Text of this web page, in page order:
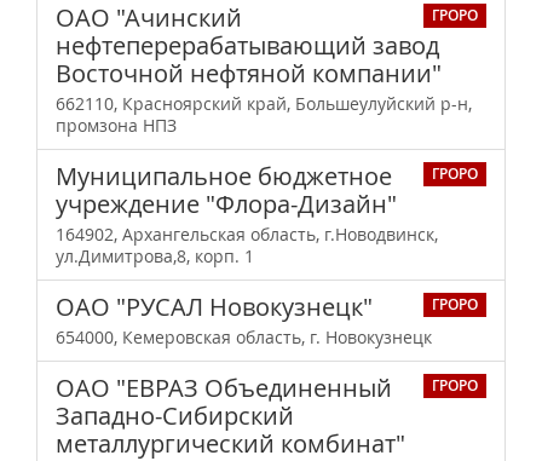
ГРОРО
ОАО "Ачинский
нефтеперерабатывающий завод
Восточной нефтяной компании"
662110, Красноярский край, Большеулуйский р-н,
промзона НПЗ
ГРОРО
Муниципальное бюджетное
учреждение "Флора-Дизайн"
164902, Архангельская область, г.Новодвинск,
ул.Димитрова,8, корп. 1
ГРОРО
ОАО "РУСАЛ Новокузнецк"
654000, Кемеровская область, г. Новокузнецк
ГРОРО
ОАО "ЕВРАЗ Объединенный
Западно-Сибирский
металлургический комбинат"